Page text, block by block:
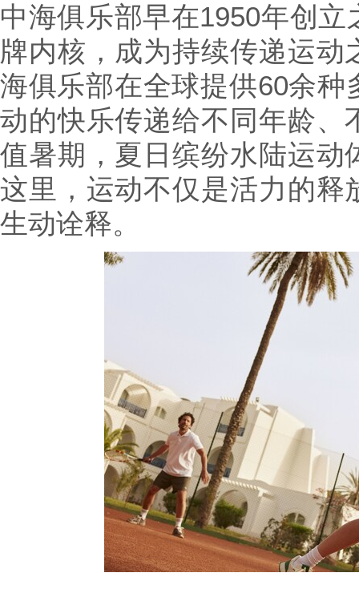
中海俱乐部早在1950年创
牌内核，成为持续传递运
海俱乐部在全球提供60余
动的快乐传递给不同年龄、
值暑期，夏日缤纷水陆运动
这里，运动不仅是活力的释
生动诠释。